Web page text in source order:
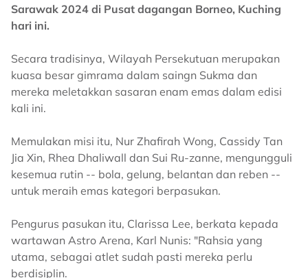
Sarawak 2024 di Pusat dagangan Borneo, Kuching
hari ini.
Secara tradisinya, Wilayah Persekutuan merupakan
kuasa besar gimrama dalam saingn Sukma dan
mereka meletakkan sasaran enam emas dalam edisi
kali ini.
Memulakan misi itu, Nur Zhafirah Wong, Cassidy Tan
Jia Xin, Rhea Dhaliwall dan Sui Ru-zanne, mengungguli
kesemua rutin -- bola, gelung, belantan dan reben --
untuk meraih emas kategori berpasukan.
Pengurus pasukan itu, Clarissa Lee, berkata kepada
wartawan Astro Arena, Karl Nunis: "Rahsia yang
utama, sebagai atlet sudah pasti mereka perlu
berdisiplin.